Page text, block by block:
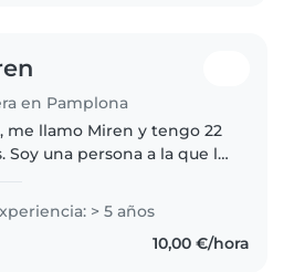
en Pamplona
me llamo Miren y tengo 22
le
una de las cosas que más
> 5 años
10,00 €/hora